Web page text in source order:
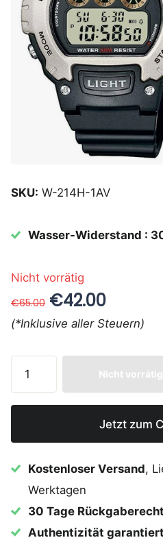
SKU: W-214H-1AV
Wasser-Widerstand :
Nicht vorrätig
€65.00 €42.00
(*Inklusive aller Steuern)
Nicht vorrätig
Jetzt zum
Kostenloser Versand,
Werktagen
30 Tage Rückgaberecht
Authentizität garantiert